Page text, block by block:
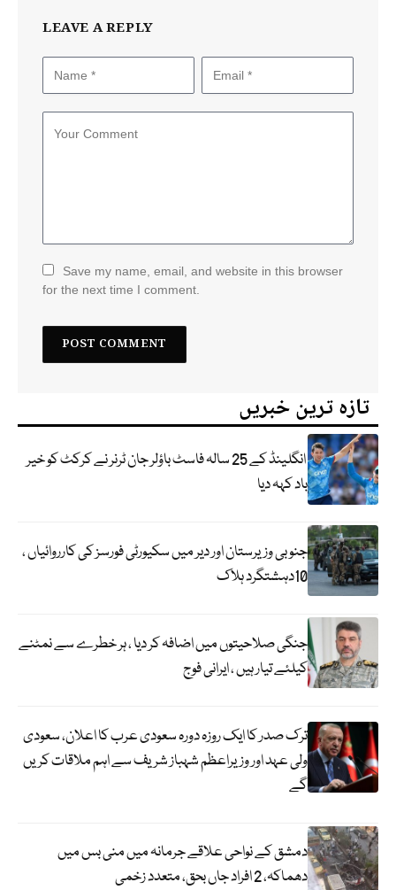
LEAVE A REPLY
Save my name, email, and website in this browser
for the next time I comment.
تازہ ترین خبریں
انگلینڈ کے 25 سالہ فاسٹ باؤلر جان ٹرنر نے کرکٹ کو خیر
باد کہہ دیا
جنوبی وزیرستان اور دیر میں سکیورٹی فورسز کی کارروائیاں ،
10دہشتگرد ہلاک
جنگی صلاحیتوں میں اضافہ کر دیا ، ہر خطرے سے نمٹنے
کیلئے تیار ہیں ، ایرانی فوج
ترک صدر کا ایک روزہ دورہ سعودی عرب کا اعلان، سعودی
ولی عہد اور وزیراعظم شہباز شریف سے اہم ملاقات کریں
گے
دمشق کے نواحی علاقے جرمانہ میں منی بس میں
دھماکہ، 2 افراد جاں بحق، متعدد زخمی